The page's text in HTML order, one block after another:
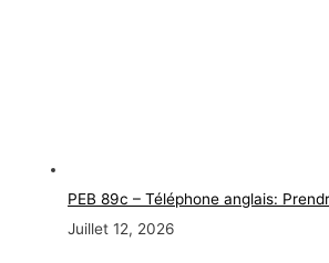
PEB 89c – Téléphone anglais:
Juillet 12, 2026